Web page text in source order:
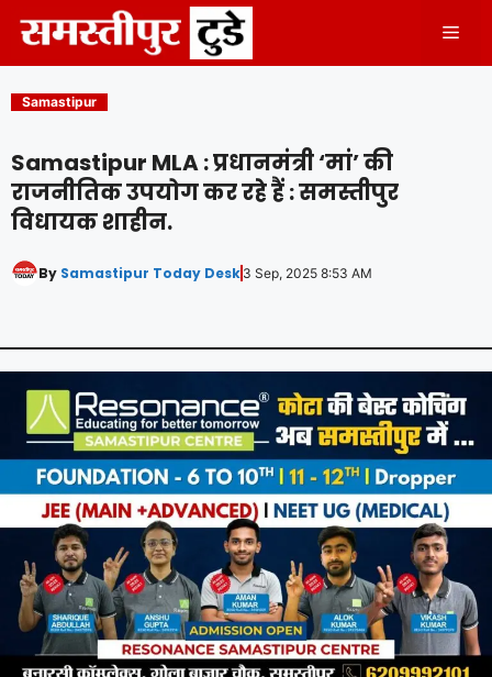
content
Samastipur
Samastipur MLA : प्रधानमंत्री ‘मां’ की
राजनीतिक उपयोग कर रहे हैं : समस्तीपुर
विधायक शाहीन.
By Samastipur Today Desk 3 Sep, 2025 8:53 AM